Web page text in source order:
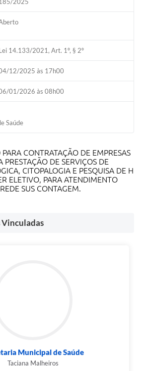
14.133/2021, Art. 1º, § 2º
12/2025 às 17h00
01/2026 às 08h00
Saúde
PARA CONTRATAÇÃO DE EMPRESAS
PRESTAÇÃO DE SERVIÇOS DE
CITOPALOGIA E PESQUISA DE H
ELETIVO, PARA ATENDIMENTO
SUS CONTAGEM.
Municipal de Saúde
Taciana Malheiros